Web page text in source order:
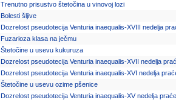
Trenutno prisustvo štetočina u vinovoj lozi
Bolesti šljive
Dozrelost pseudotecija Venturia inaequalis-XVIII nedelja
Fuzarioza klasa na ječmu
Štetočine u usevu kukuruza
Dozrelost pseudotecija Venturia inaequalis-XVII nedelja
Dozrelost pseudotecija Venturia inaequalis-XVI nedelja
Štetočine u usevu ozime pšenice
Dozrelost pseudotecija Venturia inaequalis-XV nedelja